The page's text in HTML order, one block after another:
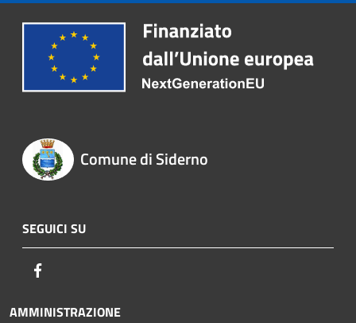
Comune di Siderno
SEGUICI SU
AMMINISTRAZIONE